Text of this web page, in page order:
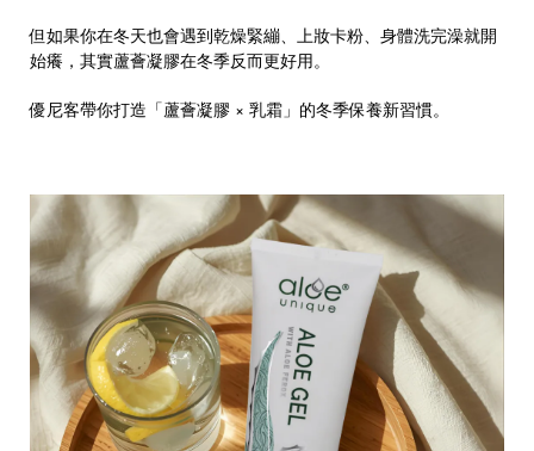
但如果你在冬天也會遇到乾燥緊繃、上妝卡粉、身體洗完澡就開
始癢，其實蘆薈凝膠在冬季反而更好用。
優尼客帶你打造「蘆薈凝膠 × 乳霜」的冬季保養新習慣。